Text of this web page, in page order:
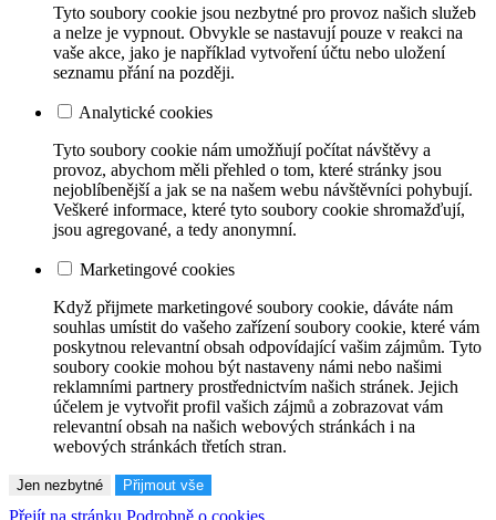
Tyto soubory cookie jsou nezbytné pro provoz našich služeb
a nelze je vypnout. Obvykle se nastavují pouze v reakci na
vaše akce, jako je například vytvoření účtu nebo uložení
seznamu přání na později.
Analytické cookies
Tyto soubory cookie nám umožňují počítat návštěvy a
provoz, abychom měli přehled o tom, které stránky jsou
nejoblíbenější a jak se na našem webu návštěvníci pohybují.
Veškeré informace, které tyto soubory cookie shromažďují,
jsou agregované, a tedy anonymní.
Marketingové cookies
Když přijmete marketingové soubory cookie, dáváte nám
souhlas umístit do vašeho zařízení soubory cookie, které vám
poskytnou relevantní obsah odpovídající vašim zájmům. Tyto
soubory cookie mohou být nastaveny námi nebo našimi
reklamními partnery prostřednictvím našich stránek. Jejich
účelem je vytvořit profil vašich zájmů a zobrazovat vám
relevantní obsah na našich webových stránkách i na
webových stránkách třetích stran.
Jen nezbytné Přijmout vše